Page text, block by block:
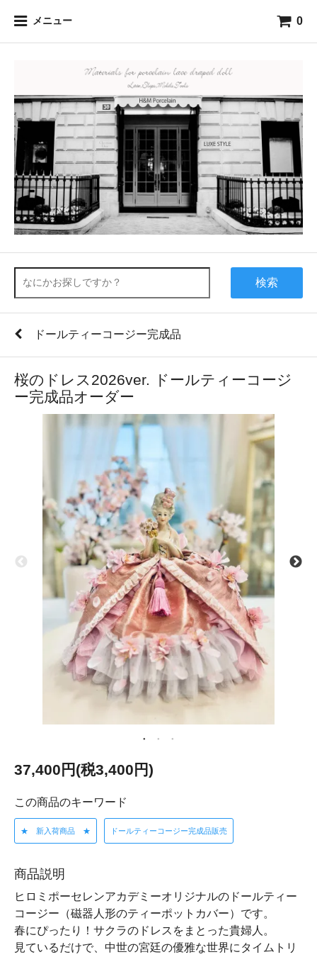
メニュー 0
検索
ドールティーコージー完成品
桜のドレス2026ver. ドールティーコージ
ー完成品オーダー
37,400円(税3,400円)
この商品のキーワード
★ 新入荷商品 ★ ドールティーコージー完成品販売
商品説明
ヒロミポーセレンアカデミーオリジナルのドールティー
コージー（磁器人形のティーポットカバー）です。
春にぴったり！サクラのドレスをまとった貴婦人。
見ているだけで、中世の宮廷の優雅な世界にタイムトリ